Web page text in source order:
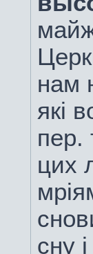
нам
які
пер.
цих
сну